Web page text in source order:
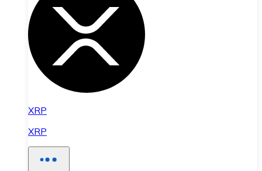
XRP
XRP